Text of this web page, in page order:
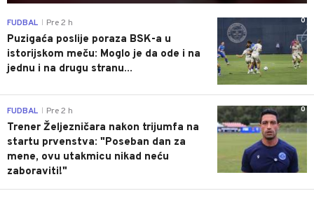
0
FUDBAL Pre 2 h
Puzigaća poslije poraza BSK-a u
istorijskom meču: Moglo je da ode i na
jednu i na drugu stranu...
0
FUDBAL Pre 2 h
Trener Željezničara nakon trijumfa na
startu prvenstva: "Poseban dan za
mene, ovu utakmicu nikad neću
zaboraviti!"